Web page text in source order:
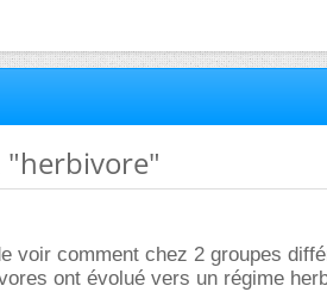
"herbivore"
voir comment chez 2 groupes
ont évolué vers un régime